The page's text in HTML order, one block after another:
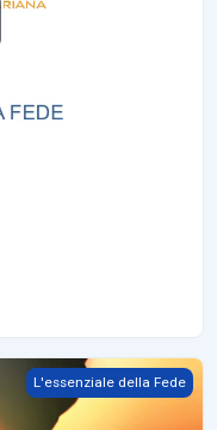
Collegarsi
L'essenziale della Fede